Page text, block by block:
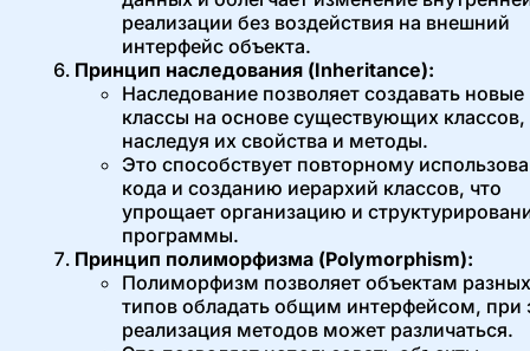
реализации без воздействия на внешний
интерфейс объекта.
Принцип наследования (Inheritance):
Наследование позволяет создавать новые
классы на основе существующих классов,
наследуя их свойства и методы.
Это способствует повторному
кода и созданию иерархий классов, что
упрощает организацию и
программы.
Принцип полиморфизма (Polymorphism):
Полиморфизм позволяет объектам разных
типов обладать общим интерфейсом, при
реализация методов может различаться.